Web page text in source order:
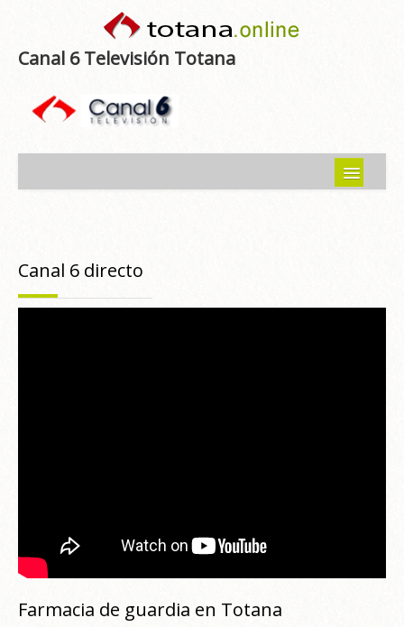
Canal 6 Televisión Totana
Programas emitidos
Canal 6 directo
Farmacia de guardia en Totana